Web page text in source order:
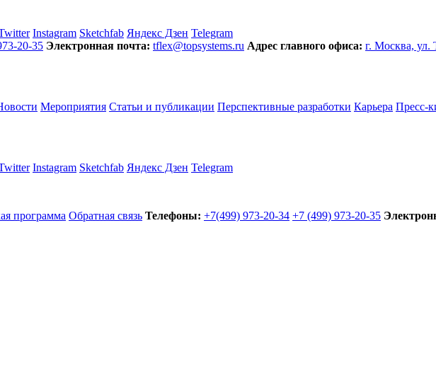
Instagram Sketchfab Яндекс Дзен Telegram
20-35 Электронная почта: tflex@topsystems.ru Адрес главного офиса: г. Москва, ул.
Мероприятия Статьи и публикации Перспективные разработки Карьера Пресс-
Instagram Sketchfab Яндекс Дзен Telegram
программа Обратная связь Телефоны: +7(499) 973-20-34 +7 (499) 973-20-35